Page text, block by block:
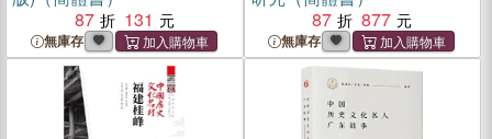
87
131
無庫存
87
877
無庫存